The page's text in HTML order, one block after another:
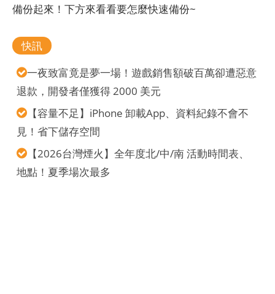
備份起來！下方來看看要怎麼快速備份~
快訊
一夜致富竟是夢一場！遊戲銷售額破百萬卻遭惡意
退款，開發者僅獲得 2000 美元
【容量不足】iPhone 卸載App、資料紀錄不會不
見！省下儲存空間
【2026台灣煙火】全年度北/中/南 活動時間表、
地點！夏季場次最多